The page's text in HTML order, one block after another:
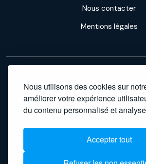
Nous utilisons des cookies sur
améliorer votre expérience
du contenu personnalisé et
Accepter tout
Nous contacter
Mentions légales
Professeur Cadeau participe à des
percevons une commission sur les achats
sans surcoût pour vous. En tant que
requises.En savoir plus